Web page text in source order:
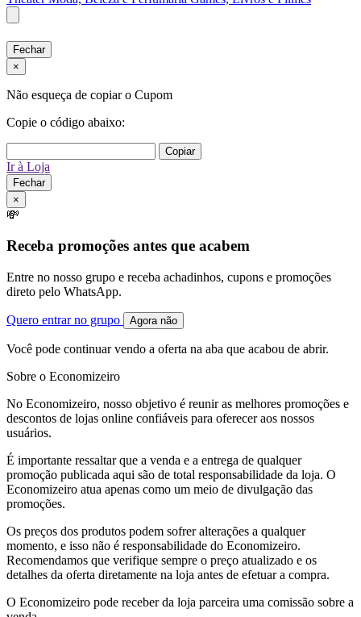
Fechar
×
Não esqueça de copiar o Cupom
Copie o código abaixo:
Copiar
Ir à Loja
Fechar
×
💸
Receba promoções antes que acabem
Entre no nosso grupo e receba achadinhos, cupons e promoções
direto pelo WhatsApp.
Quero entrar no grupo Agora não
Você pode continuar vendo a oferta na aba que acabou de abrir.
Sobre o Economizeiro
No Economizeiro, nosso objetivo é reunir as melhores promoções e
descontos de lojas online confiáveis para oferecer aos nossos
usuários.
É importante ressaltar que a venda e a entrega de qualquer
promoção publicada aqui são de total responsabilidade da loja. O
Economizeiro atua apenas como um meio de divulgação das
promoções.
Os preços dos produtos podem sofrer alterações a qualquer
momento, e isso não é responsabilidade do Economizeiro.
Recomendamos que verifique sempre o preço atualizado e os
detalhes da oferta diretamente na loja antes de efetuar a compra.
O Economizeiro pode receber da loja parceira uma comissão sobre a